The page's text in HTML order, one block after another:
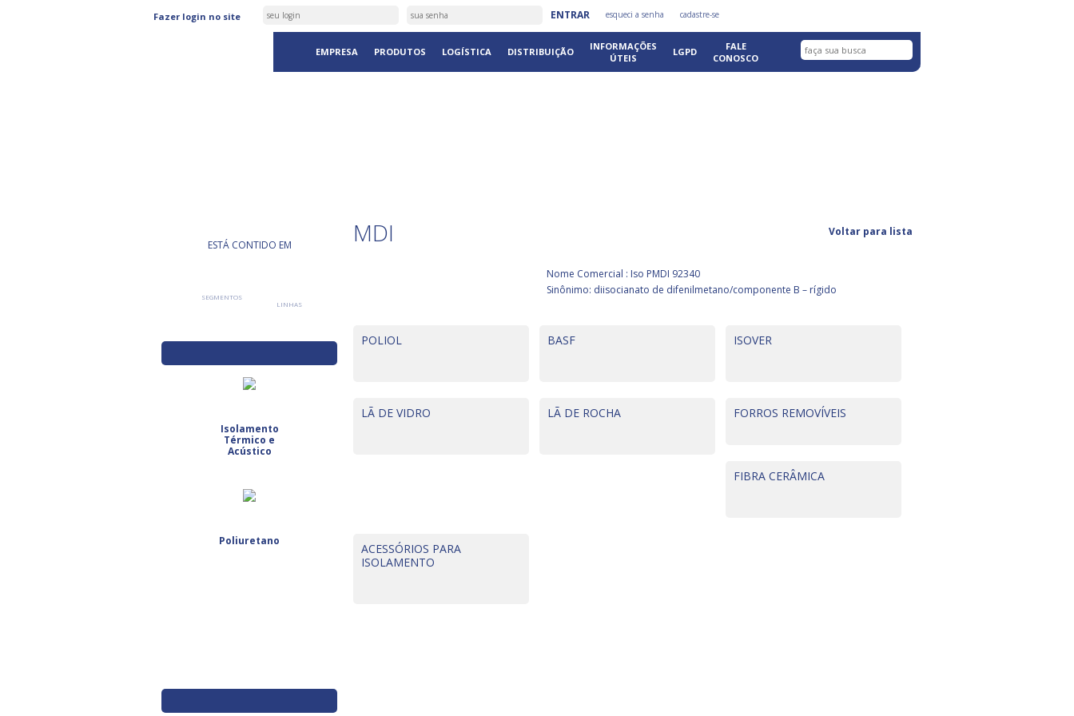
Fazer login no site ENTRAR esqueci a senha cadastre-se
EMPRESA PRODUTOS LOGÍSTICA DISTRIBUIÇÃO
INFORMAÇÕES
ÚTEIS
LGPD
FALE
CONOSCO
ESTÁ CONTIDO EM
SEGMENTOS
LINHAS
Isolamento
Térmico e
Acústico
Poliuretano
Voltar para lista
MDI
Nome Comercial : Iso PMDI 92340
Sinônimo: diisocianato de difenilmetano/componente B – rígido
POLIOL BASF ISOVER
LÃ DE VIDRO LÃ DE ROCHA FORROS REMOVÍVEIS
FIBRA CERÂMICA
ACESSÓRIOS PARA
ISOLAMENTO